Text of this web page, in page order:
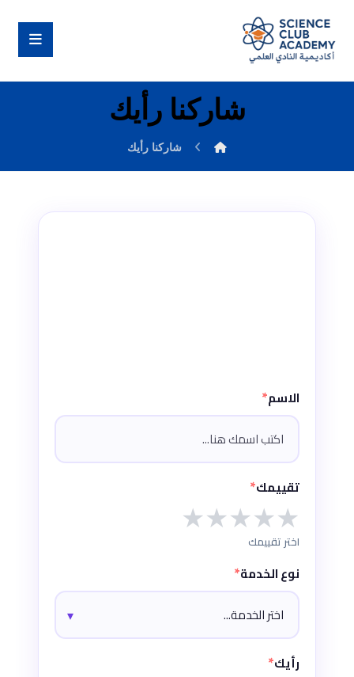
شاركنا رأيك
شاركنا رأيك
الاسم*
تقييمك*
★★★★★
اختر تقييمك
نوع الخدمة*
رأيك*